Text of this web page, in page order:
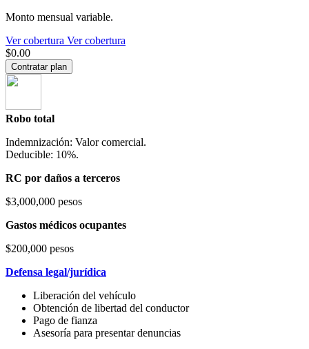
Monto mensual variable.
Ver cobertura Ver cobertura
$0.00
Contratar plan
Robo total
Indemnización: Valor comercial.
Deducible: 10%.
RC por daños a terceros
$3,000,000 pesos
Gastos médicos ocupantes
$200,000 pesos
Defensa legal/jurídica
Liberación del vehículo
Obtención de libertad del conductor
Pago de fianza
Asesoría para presentar denuncias